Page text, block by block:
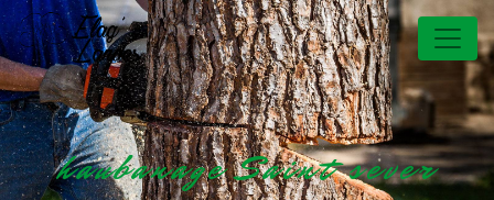
Panneau de gestion des cookies
haubanage Saint sever